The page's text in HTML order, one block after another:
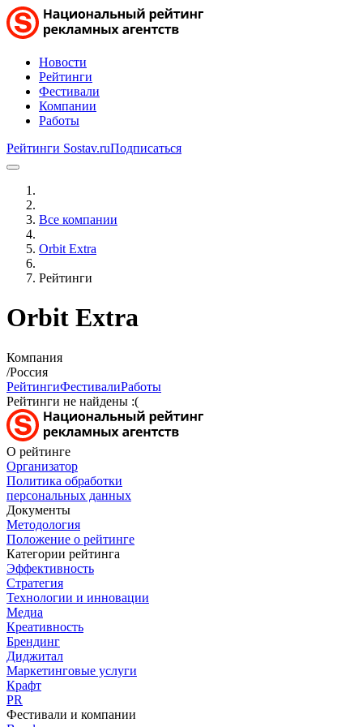
Новости
Рейтинги
Фестивали
Компании
Работы
Рейтинги Sostav.ruПодписаться
Все компании
Orbit Extra
Рейтинги
Orbit Extra
Компания
/Россия
РейтингиФестивалиРаботы
Рейтинги не найдены :(
О рейтинге
Организатор
Политика обработки
персональных данных
Документы
Методология
Положение о рейтинге
Категории рейтинга
Эффективность
Стратегия
Технологии и инновации
Медиа
Креативность
Брендинг
Диджитал
Маркетинговые услуги
Крафт
PR
Фестивали и компании